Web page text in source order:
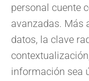
personal cuente
avanzadas. Más
datos, la clave
información sea